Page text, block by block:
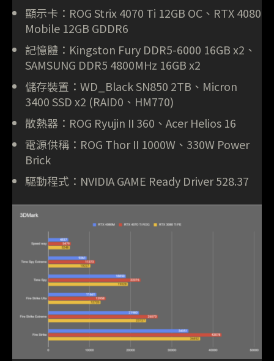
顯示卡：ROG Strix 4070 Ti 12GB OC、RTX 4080
Mobile 12GB GDDR6
記憶體：Kingston Fury DDR5-6000 16GB x2、
SAMSUNG DDR5 4800MHz 16GB x2
儲存裝置：WD_Black SN850 2TB、Micron
3400 SSD x2 (RAID0、HM770)
散熱器：ROG Ryujin II 360、Acer Helios 16
電源供稱：ROG Thor II 1000W、330W Power
Brick
驅動程式：NVIDIA GAME Ready Driver 528.37